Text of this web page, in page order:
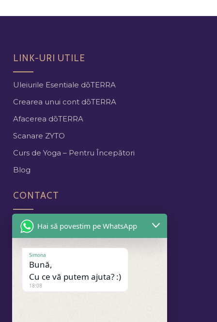
LINK-URI UTILE
Uleiurile Esentiale dōTERRA
Crearea unui cont dōTERRA
Afacerea dōTERRA
Scanare ZYTO
Curs de Yoga – Pentru Începători
Blog
CONTACT
Cluj-Napoca
contact@spandaproject.ro
+40 740 175 185
NEWSLETTER
Hai să povestim pe WhatsApp
Simona
Bună,
Cu ce vă putem ajuta? :)
18:08